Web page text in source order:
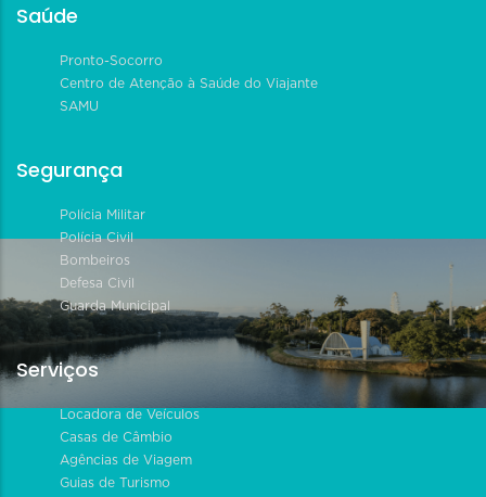
Saúde
Pronto-Socorro
Centro de Atenção à Saúde do Viajante
SAMU
Segurança
Polícia Militar
Polícia Civil
Bombeiros
Defesa Civil
Guarda Municipal
Serviços
Locadora de Veículos
Casas de Câmbio
Agências de Viagem
Guias de Turismo